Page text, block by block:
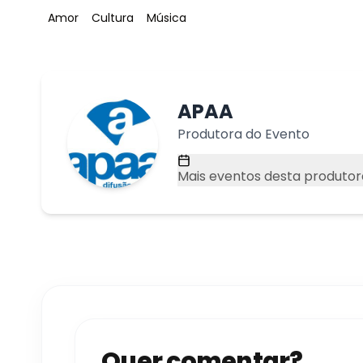
Tag:
Amor Tag:
Cultura Tag:
Música
APAA
Produtora do Evento
Mais eventos desta